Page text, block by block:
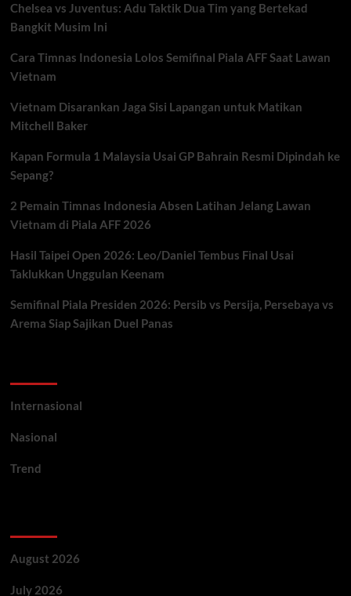
ke
16
Chelsea vs Juventus: Adu Taktik Dua Tim yang Bertekad
Bangkit Musim Ini
Cara Timnas Indonesia Lolos Semifinal Piala AFF Saat Lawan
Vietnam
Vietnam Disarankan Jaga Sisi Lapangan untuk Matikan
Mitchell Baker
Kapan Formula 1 Malaysia Usai GP Bahrain Resmi Dipindah ke
Sepang?
2 Pemain Timnas Indonesia Absen Latihan Jelang Lawan
Vietnam di Piala AFF 2026
Hasil Taipei Open 2026: Leo/Daniel Tembus Final Usai
Taklukkan Unggulan Keenam
Semifinal Piala Presiden 2026: Persib vs Persija, Persebaya vs
Arema Siap Sajikan Duel Panas
Internasional
Nasional
Trend
August 2026
July 2026